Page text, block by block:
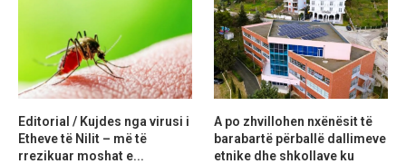
Editorial / Kujdes nga virusi i
Etheve të Nilit – më të
rrezikuar moshat e...
A po zhvillohen nxënësit të
barabartë përballë dallimeve
etnike dhe shkollave ku